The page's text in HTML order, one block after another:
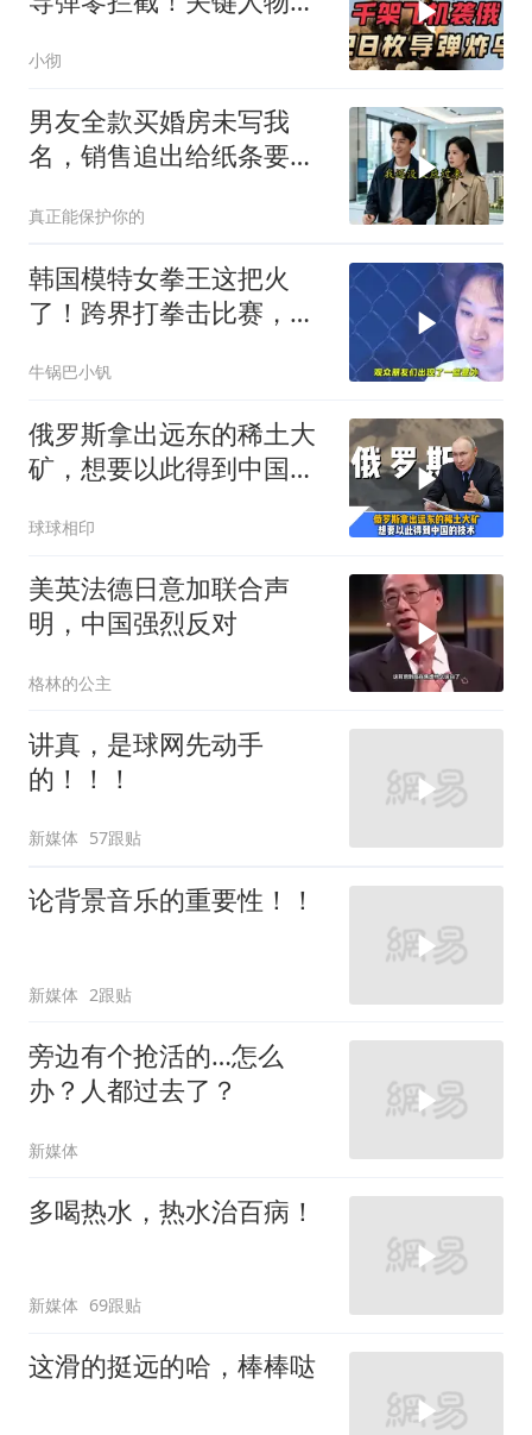
小彻
男友全款买婚房未写我
名，销售追出给纸条要电
真正能保护你的
韩国模特女拳王这把火
了！跨界打拳击比赛，低
牛锅巴小钒
俄罗斯拿出远东的稀土大
矿，想要以此得到中国独
球球相印
美英法德日意加联合声
明，中国强烈反对
格林的公主
讲真，是球网先动手
的！！！
新媒体 57跟贴
论背景音乐的重要性！！
新媒体 2跟贴
旁边有个抢活的…怎么
办？人都过去了？
新媒体
多喝热水，热水治百病！
新媒体 69跟贴
这滑的挺远的哈，棒棒哒